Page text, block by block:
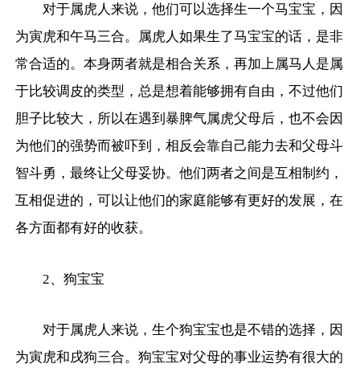
对于属虎人来说，他们可以选择生一个马宝宝，因
为寅虎和午马三合。属虎人如果生了马宝宝的话，是非
常合适的。本身两者就是相合关系，再加上属马人是属
于比较调皮的类型，总是想着能够拥有自由，不过他们
胆子比较大，所以在遇到暴脾气属虎父母后，也不会因
为他们的强势而被吓到，相反会靠自己能力去和父母斗
智斗勇，最终让父母妥协。他们两者之间是互相制约，
互相促进的，可以让他们的家庭能够有更好的发展，在
各方面都有好的收获。
2、狗宝宝
对于属虎人来说，生个狗宝宝也是不错的选择，因
为寅虎和戌狗三合。狗宝宝对父母的事业运势有很大的